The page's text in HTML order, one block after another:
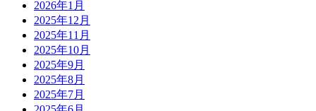
2026年1月
2025年12月
2025年11月
2025年10月
2025年9月
2025年8月
2025年7月